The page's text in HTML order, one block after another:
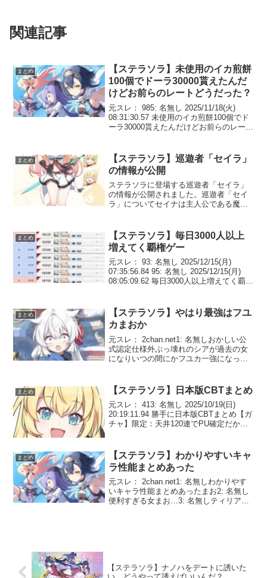
関連記事
まとめ
【ステラソラ】未使用のイカ煎餅
100個でドーラ30000貰えたんだ
けどお前らのレートどうだった？
元スレ： 985: 名無し 2025/11/18(火)
08:31:30.57 未使用のイカ煎餅100個でド
ーラ30000貰えたんだけどお前らのレート
交換しきってもイベ...
まとめ
【ステラソラ】巡遊者「セイラ」
の情報が公開
ステラソラに登場する巡遊者「セイラ」
の情報が公開されました。巡遊者「セイ
ラ」についてセイナは主人公である魔王
誰にも負けない、明るく元気なギルドの
ムードメーカー。困っている...
まとめ
【ステラソラ】毎日3000人以上
増えてく覇権ゲー
元スレ： 93: 名無し 2025/12/15(月)
07:35:56.84 95: 名無し 2025/12/15(月)
08:05:09.62 毎日3000人以上増えてく覇権
まとめ
【ステラソラ】やはり最強はフユ
カまおか
元スレ： 2chan.net1: 名無しおかしい公
式認定仕様外ぶっ壊れのシアが過去の女
になりいつの間にかフユカ一強になって
強くないまおダッシュキャンセル常時さ
せ...
まとめ 【ステラソラ】日本版CBTまとめ
元スレ： 413: 名無し 2025/10/19(日)
20:19:11.94 勝手に日本版CBTまとめ【ガ
チャ】限定：天井120連でPU確定だから
で最高レ...
まとめ
【ステラソラ】わかりやすいキャ
ラ性能まとめあった
元スレ： 2chan.net1: 名無しわかりやす
いキャラ性能まとめあったまお2: 名無し
便利すぎる女まお…3: 名無しティリアも
【ステラソラ】ナノハをデートに誘いた